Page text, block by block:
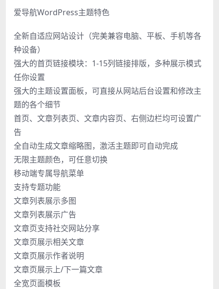
爱导航WordPress主题特色
全新自适应网站设计（完美兼容电脑、平板、手机等各
种设备）
强大的首页链接模块：1-15列链接排版，多种展示模式
任你设置
强大的主题设置面板，可直接从网站后台设置和修改主
题的各个细节
首页、文章列表页、文章内容页、右侧边栏均可设置广
告
全自动生成文章缩略图，激活主题即可自动完成
无限主题颜色，可任意切换
移动端专属导航菜单
支持专题功能
文章列表展示多图
文章列表展示广告
文章页支持社交网站分享
文章页展示相关文章
文章页展示作者说明
文章页展示上/下一篇文章
全宽页面模板